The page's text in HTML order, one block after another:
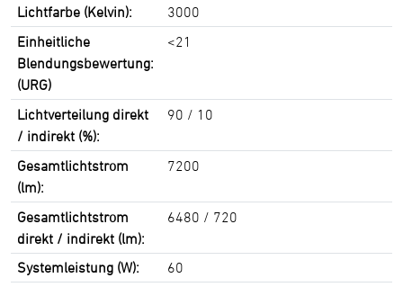
Lichtfarbe (Kelvin):
3000
Einheitliche
Blendungsbewertung:
(URG)
<21
Lichtverteilung direkt
/ indirekt (%):
90 / 10
Gesamtlichtstrom
(lm):
7200
Gesamtlichtstrom
direkt / indirekt (lm):
6480 / 720
Systemleistung (W):
60